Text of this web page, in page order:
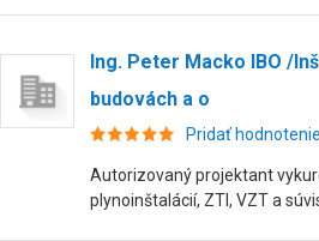
Ing. Peter Macko IBO /
budovách a o
Pridať hodnotenie
Autorizovaný projektant
plynoinštalácií, ZTI, VZT a